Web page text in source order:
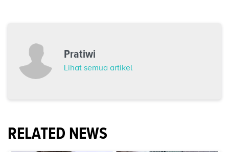
Pratiwi
Lihat semua artikel
RELATED NEWS